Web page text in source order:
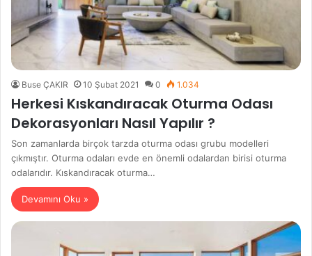
Buse ÇAKIR 10 Şubat 2021 0 1.034
Herkesi Kıskandıracak Oturma Odası
Dekorasyonları Nasıl Yapılır ?
Son zamanlarda birçok tarzda oturma odası grubu modelleri
çıkmıştır. Oturma odaları evde en önemli odalardan birisi oturma
odalarıdır. Kıskandıracak oturma…
Devamını Oku »